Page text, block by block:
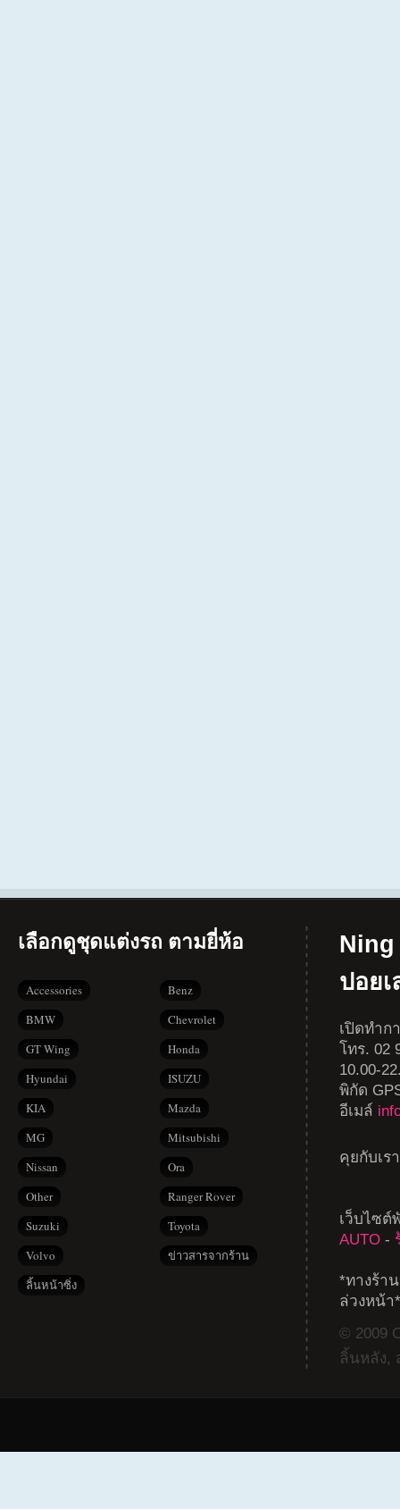
เลือกดูชุดแต่งรถ ตามยี่ห้อ
Accessories
Benz
BMW
Chevrolet
GT Wing
Honda
Hyundai
ISUZU
KIA
Mazda
MG
Mitsubishi
Nissan
Ora
Other
Ranger Rover
Suzuki
Toyota
Volvo
ข่าวสารจากร้าน
ลิ้นหน้าซิ่ง
Ning
ปอย
เปิดทำก
โทร. 02
10.00-
พิกัด
อีเมล์
คุยกับเร
เว็บไซ
AUTO -
*ทางร้า
ล่วงหน้า*
© 2009
ลิ้นหลัง,